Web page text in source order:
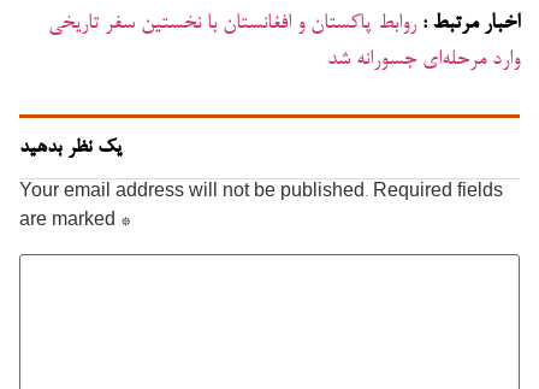
اخبار مرتبط : روابط پاکستان و افغانستان با نخستین سفر تاریخی
وارد مرحله‌ای جسورانه شد
یک نظر بدهید
Your email address will not be published. Required fields
are marked *